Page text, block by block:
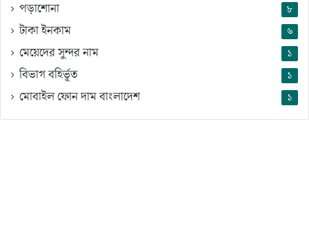
পড়াশোনা ৮
টাকা ইনকাম ৬
মেয়েদের সুন্দর নাম ১
বিভাগ বহির্ভূত ১
মোবাইল ফোন দাম বাংলাদেশ ১